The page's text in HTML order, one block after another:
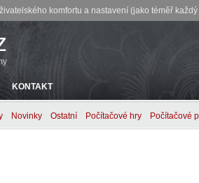
komfortu a nastavení (jako téměř
KONTAKT
Novinky Ostatní Počítačové hry Počítačové